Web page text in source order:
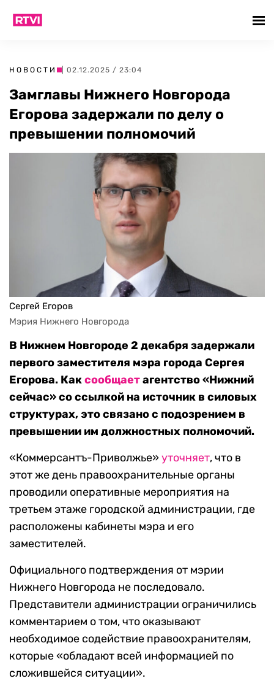
НОВОСТИ | 02.12.2025 / 23:04
Замглавы Нижнего Новгорода
Егорова задержали по делу о
превышении полномочий
Сергей Егоров
Мэрия Нижнего Новгорода
В Нижнем Новгороде 2 декабря задержали
первого заместителя мэра города Сергея
Егорова. Каксообщаетагентство «Нижний
сейчас» со ссылкой на источник в силовых
структурах, это связано с подозрением в
превышении им должностных полномочий.
«Коммерсантъ-Приволжье»уточняет, что в
этот же день правоохранительные органы
проводили оперативные мероприятия на
третьем этаже городской администрации, где
расположены кабинеты мэра и его
заместителей.
Официального подтверждения от мэрии
Нижнего Новгорода не последовало.
Представители администрации ограничились
комментарием о том, что оказывают
необходимое содействие правоохранителям,
которые «обладают всей информацией по
сложившейся ситуации».